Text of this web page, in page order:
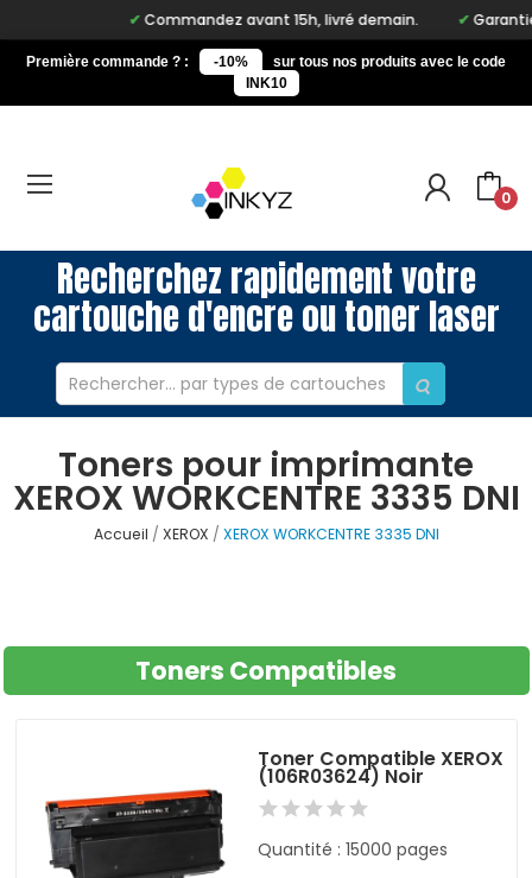
Commandez avant 15h, livré demain. Garantie
Première commande ? : -10%
sur tous nos produits avec le code
INK10
0
Recherchez rapidement votre
cartouche d'encre ou toner laser
Toners pour imprimante
XEROX WORKCENTRE 3335 DNI
Accueil XEROX XEROX WORKCENTRE 3335 DNI
Toners Compatibles
Toner Compatible XEROX
(106R03624) Noir
Quantité : 15000 pages